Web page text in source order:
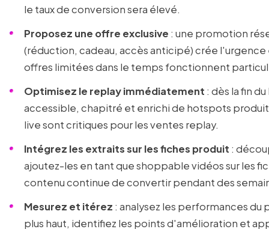
le taux de conversion sera élevé.
Proposez une offre exclusive : une promotion
(réduction, cadeau, accès anticipé) crée
offres limitées dans le temps fonctionnent
Optimisez le replay immédiatement : dès la fin
accessible, chapitré et enrichi de hotspots
live sont critiques pour les ventes replay.
Intégrez les extraits sur les fiches produit :
ajoutez-les en tant que shoppable vidéos sur les
contenu continue de convertir pendant des
Mesurez et itérez : analysez les performances du
plus haut, identifiez les points d'amélioration et